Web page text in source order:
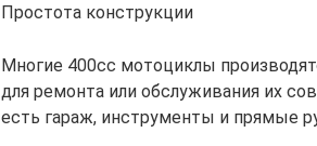
Простота конструкции
Многие 400cc мотоциклы
для ремонта или обслуживания их
есть гараж, инструменты и прямые